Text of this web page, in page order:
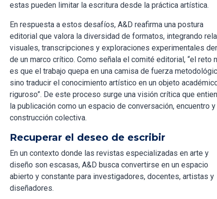
estas pueden limitar la escritura desde la práctica artística.
En respuesta a estos desafíos, A&D reafirma una postura
editorial que valora la diversidad de formatos, integrando
visuales, transcripciones y exploraciones experimentales
de un marco crítico. Como señala el comité editorial, “el reto
es que el trabajo quepa en una camisa de fuerza
sino traducir el conocimiento artístico en un objeto
riguroso”. De este proceso surge una visión crítica que
la publicación como un espacio de conversación, encuentro y
construcción colectiva.
Recuperar el deseo de escribir
En un contexto donde las revistas especializadas en arte y
diseño son escasas, A&D busca convertirse en un espacio
abierto y constante para investigadores, docentes, artistas y
diseñadores.